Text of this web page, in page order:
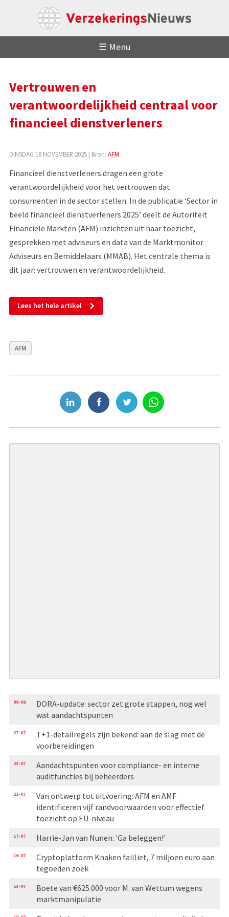
☰ Menu
Vertrouwen en
verantwoordelijkheid centraal voor
financieel dienstverleners
DINSDAG 18 NOVEMBER 2025| Bron: AFM
Financieel dienstverleners dragen een grote
verantwoordelijkheid voor het vertrouwen dat
consumenten in de sector stellen. In de publicatie ‘Sector in
beeld financieel dienstverleners 2025’ deelt de Autoriteit
Financiële Markten (AFM) inzichten uit haar toezicht,
gesprekken met adviseurs en data van de Marktmonitor
Adviseurs en Bemiddelaars (MMAB). Het centrale thema is
dit jaar: vertrouwen en verantwoordelijkheid.
Lees het hele artikel
AFM
06-08
DORA-update: sector zet grote stappen, nog wel
wat aandachtspunten
27-07
T+1-detailregels zijn bekend: aan de slag met de
voorbereidingen
23-07
Aandachtspunten voor compliance- en interne
auditfuncties bij beheerders
22-07
Van ontwerp tot uitvoering: AFM en AMF
identificeren vijf randvoorwaarden voor effectief
toezicht op EU-niveau
17-07 Harrie-Jan van Nunen: 'Ga beleggen!'
16-07
Cryptoplatform Knaken failliet, 7 miljoen euro aan
tegoeden zoek
13-07
Boete van €625.000 voor M. van Wettum wegens
marktmanipulatie